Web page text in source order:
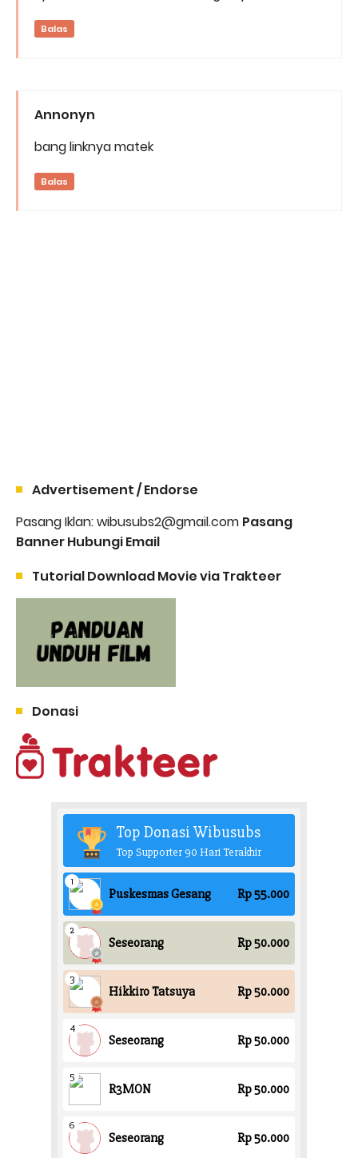
Balas
Annonyn
bang linknya matek
Balas
Advertisement / Endorse
Pasang Iklan: wibusubs2@gmail.com Pasang
Banner Hubungi Email
Tutorial Download Movie via Trakteer
Donasi